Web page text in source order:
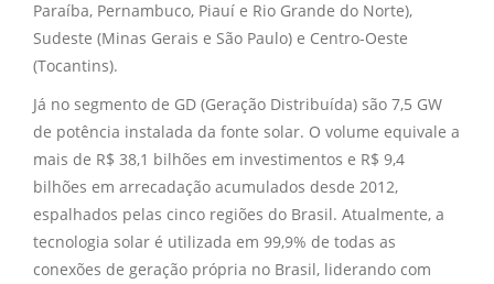
Paraíba, Pernambuco, Piauí e Rio Grande do Norte),
Sudeste (Minas Gerais e São Paulo) e Centro-Oeste
(Tocantins).
Já no segmento de GD (Geração Distribuída) são 7,5 GW
de potência instalada da fonte solar. O volume equivale a
mais de R$ 38,1 bilhões em investimentos e R$ 9,4
bilhões em arrecadação acumulados desde 2012,
espalhados pelas cinco regiões do Brasil. Atualmente, a
tecnologia solar é utilizada em 99,9% de todas as
conexões de geração própria no Brasil, liderando com